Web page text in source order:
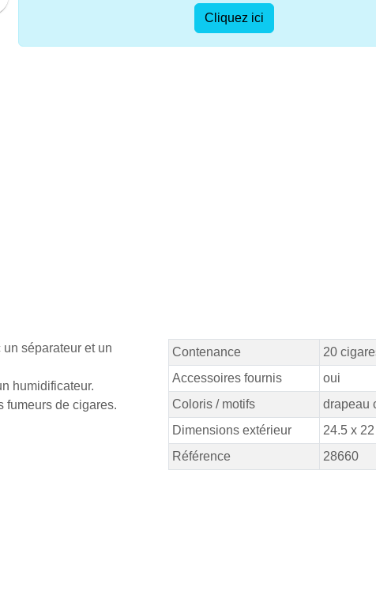
Cliquez ici
séparateur et un
humidificateur.
fumeurs de cigares.
Contenance
20
Accessoires fournis
oui
Coloris / motifs
drapeau
Dimensions extérieur
24.5 x
Référence
28660